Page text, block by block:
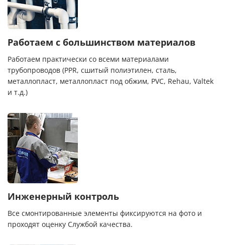
Работаем с большинством материалов
Работаем практически со всеми материалами
трубопроводов (PPR, сшитый полиэтилен, сталь,
металлопласт, металлопласт под обжим, PVC, Rehau, Valtek
и т.д.)
Инженерный контроль
Все смонтированные элементы фиксируются на фото и
проходят оценку Службой качества.